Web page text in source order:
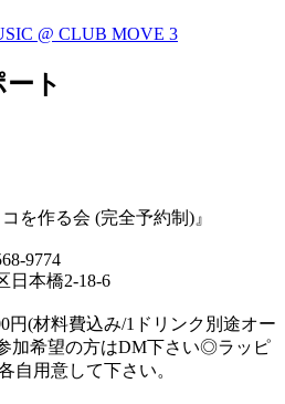
@ CLUB MOVE 3
ト
を作る会 (完全予約制)』
9774
日本橋2-18-6
円(材料費込み/1ドリンク別途オー
加希望の方はDM下さい◎ラッピ
自用意して下さい。